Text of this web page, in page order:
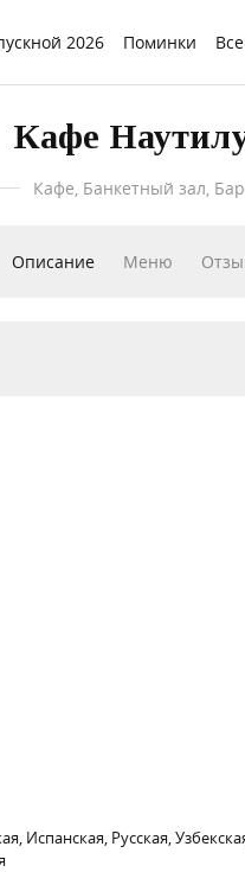
2026 Поминки
Кафе
Кафе, Банкетный зал, Бар
Описание Меню
Испанская, Русская,